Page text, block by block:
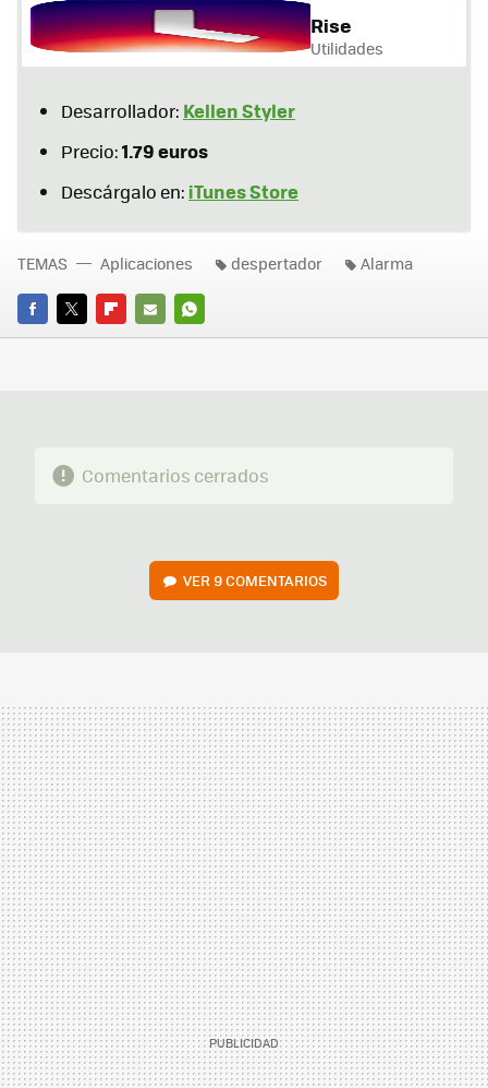
Rise
Utilidades
Desarrollador: Kellen Styler
Precio:1.79 euros
Descárgalo en: iTunes Store
FACEBOOK
TWITTERFLIPBOARD
E-
WHATSAPP
TEMAS Aplicaciones despertador Alarma
Comentarios cerrados
VER9 COMENTARIOS